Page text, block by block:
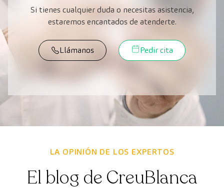
Si tienes cualquier duda o necesitas asistencia,
estaremos encantados de atenderte.
Llámanos Pedir cita
LA OPINIÓN DE LOS EXPERTOS
El blog de CreuBlanca